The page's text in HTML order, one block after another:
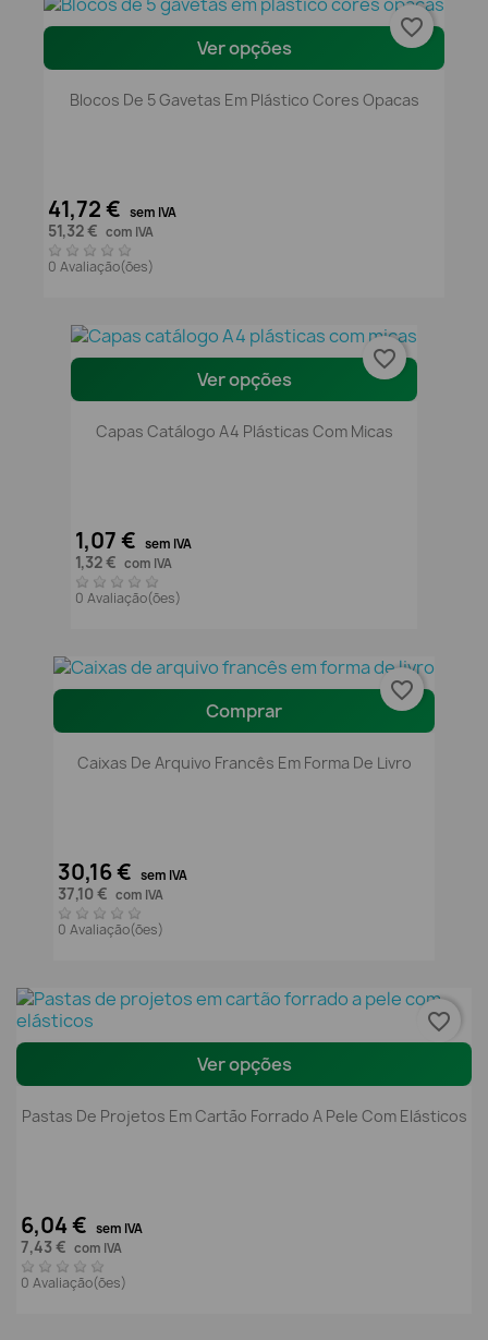
Ver opções
Blocos De 5 Gavetas Em Plástico Cores Opacas
41,72 € sem IVA
51,32 € com IVA
0 Avaliação(ões)
favorite_border
Ver opções
Capas Catálogo A4 Plásticas Com Micas
1,07 € sem IVA
1,32 € com IVA
0 Avaliação(ões)
favorite_border
Comprar
Caixas De Arquivo Francês Em Forma De Livro
30,16 € sem IVA
37,10 € com IVA
0 Avaliação(ões)
favorite_border
Ver opções
Pastas De Projetos Em Cartão Forrado A Pele Com Elásticos
6,04 € sem IVA
7,43 € com IVA
0 Avaliação(ões)
favorite_border